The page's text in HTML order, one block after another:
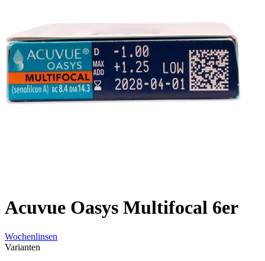
Acuvue Oasys Multifocal 6er
Wochenlinsen
Varianten